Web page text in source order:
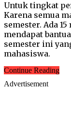
Untuk tingkat
Karena semua
semester. Ada
mendapat
semester ini
mahasiswa.
Continue Reading
Advertisement